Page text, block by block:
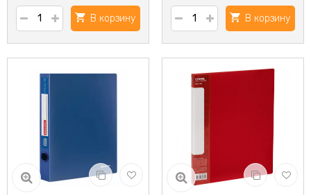
В корзину В корзину